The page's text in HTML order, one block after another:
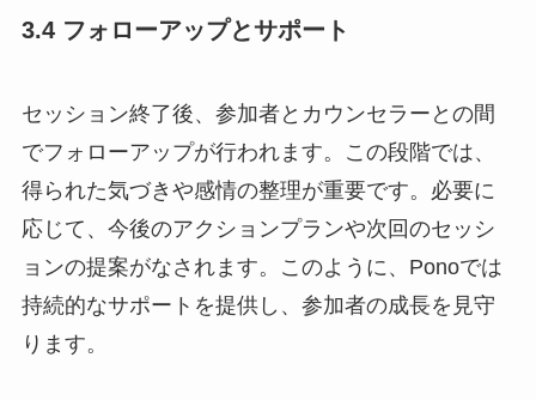
3.4 フォローアップとサポート
セッション終了後、参加者とカウンセラーとの間
でフォローアップが行われます。この段階では、
得られた気づきや感情の整理が重要です。必要に
応じて、今後のアクションプランや次回のセッシ
ョンの提案がなされます。このように、Ponoでは
持続的なサポートを提供し、参加者の成長を見守
ります。